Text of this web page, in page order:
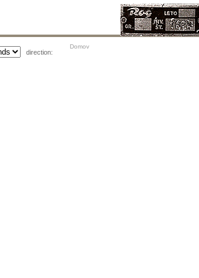
Domov
direction: